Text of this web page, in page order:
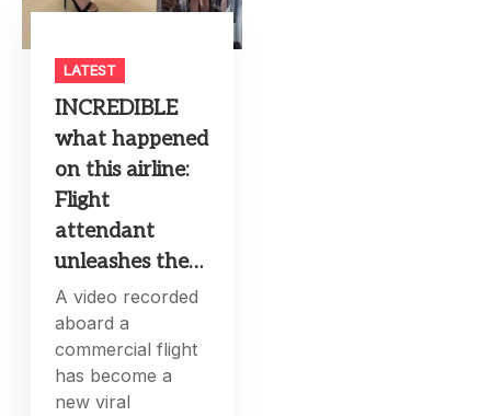
LATEST
INCREDIBLE
what happened
on this airline:
Flight
attendant
unleashes the…
A video recorded
aboard a
commercial flight
has become a
new viral